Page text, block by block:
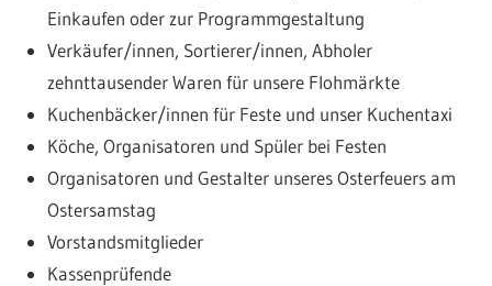
Einkaufen oder zur Programmgestaltung
Verkäufer/innen, Sortierer/innen, Abholer
zehnttausender Waren für unsere Flohmärkte
Kuchenbäcker/innen für Feste und unser Kuchentaxi
Köche, Organisatoren und Spüler bei Festen
Organisatoren und Gestalter unseres Osterfeuers am
Ostersamstag
Vorstandsmitglieder
Kassenprüfende